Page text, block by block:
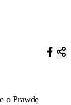
o Prawdę